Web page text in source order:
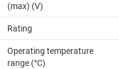
(max) (V)
Rating
Operating temperature
range (°C)